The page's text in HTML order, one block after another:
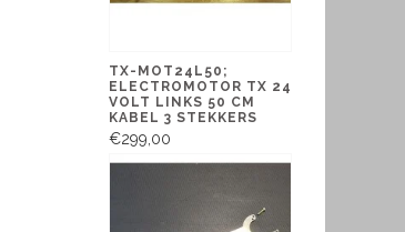
TX-MOT24L50;
ELECTROMOTOR TX 24
VOLT LINKS 50 CM
KABEL 3 STEKKERS
€299,00